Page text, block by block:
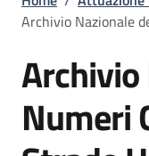
Archivio Nazionale
Archivio
Numeri